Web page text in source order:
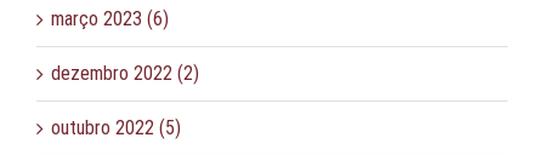
março 2023 (6)
dezembro 2022 (2)
outubro 2022 (5)